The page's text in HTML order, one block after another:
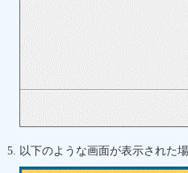
以下のような画面が表示された